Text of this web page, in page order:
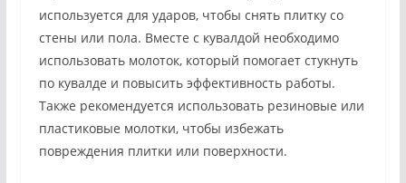
используется для ударов, чтобы снять плитку со
стены или пола. Вместе с кувалдой необходимо
использовать молоток, который помогает стукнуть
по кувалде и повысить эффективность работы.
Также рекомендуется использовать резиновые или
пластиковые молотки, чтобы избежать
повреждения плитки или поверхности.